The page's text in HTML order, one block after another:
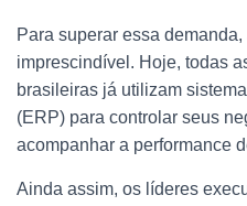
Para superar essa
imprescindível. Hoje, todas
brasileiras já utilizam
(ERP) para controlar seus
acompanhar a performance
Ainda assim, os líderes